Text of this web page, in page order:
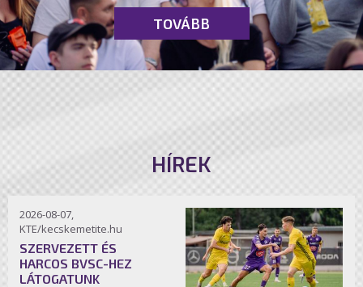
TOVÁBB
HÍREK
2026-08-07,
KTE/kecskemetite.hu
SZERVEZETT ÉS
HARCOS BVSC-HEZ
LÁTOGATUNK